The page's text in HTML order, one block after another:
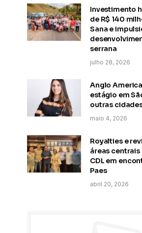
Investimento
de R$ 140
Sana e
serrana
julho 28, 2026
Anglo
estágio em
outras
maio 4, 2026
Royalties e
áreas
CDL em
Paes
abril 20, 2026